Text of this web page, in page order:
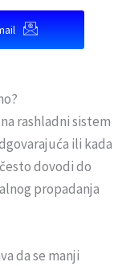
rashladni sistem
ili kada
dovodi do
propadanja
da se manji